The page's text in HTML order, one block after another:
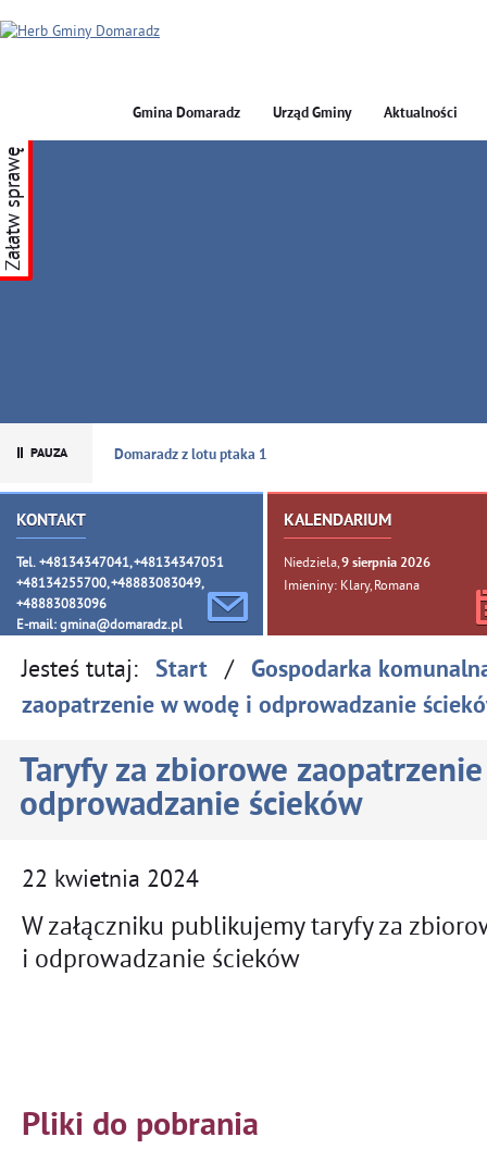
GMINA DOMARADZ
Gmina Domaradz Urząd Gminy Aktualności
Domaradz z lotu ptaka 1
KONTAKT
Tel. +48134347041, +48134347051
+48134255700, +48883083049,
+48883083096
E-mail: gmina@domaradz.pl
KALENDARIUM
Niedziela, 9sierpnia 2026
Imieniny: Klary, Romana
Załatw sprawę
Jesteś tutaj: Start / Gospodarka
zaopatrzenie w wodę i odprowadzanie
Taryfy za zbiorowe
odprowadzanie ścieków
22 kwietnia 2024
W załączniku publikujemy taryfy za
i odprowadzanie ścieków
Pliki do pobrania